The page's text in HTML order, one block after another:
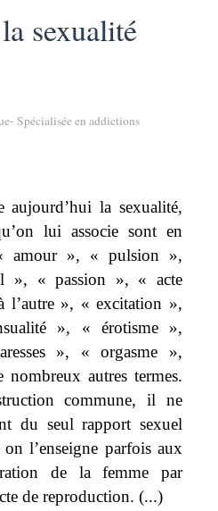
sexualité
Spécialisée en addictions
aujourd’hui la sexualité,
lui associe sont en
amour », « pulsion »,
», « passion », « acte
l’autre », « excitation »,
», « érotisme »,
», « orgasme »,
autres termes.
commune, il ne
du seul rapport sexuel
l’enseigne parfois aux
de la femme par
de reproduction. (...)